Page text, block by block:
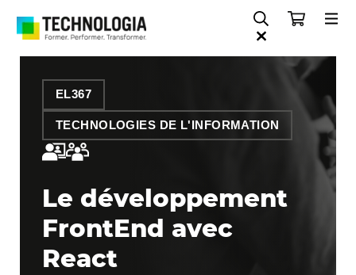
EL367
TECHNOLOGIES DE L'INFORMATION
Le développement
FrontEnd avec
React